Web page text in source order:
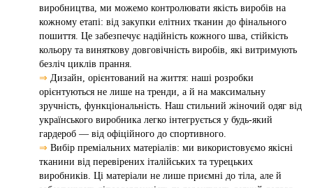
виробництва, ми можемо контролювати якість виробів на
кожному етапі: від закупки елітних тканин до фінального
пошиття. Це забезпечує надійність кожного шва, стійкість
кольору та виняткову довговічність виробів, які витримують
безліч циклів прання.
⇒ Дизайн, орієнтований на життя: наші розробки
орієнтуються не лише на тренди, а й на максимальну
зручність, функціональність. Наш стильний жіночий одяг від
українського виробника легко інтегрується у будь-який
гардероб — від офіційного до спортивного.
⇒ Вибір преміальних матеріалів: ми використовуємо якісні
тканини від перевірених італійських та турецьких
виробників. Ці матеріали не лише приємні до тіла, але й